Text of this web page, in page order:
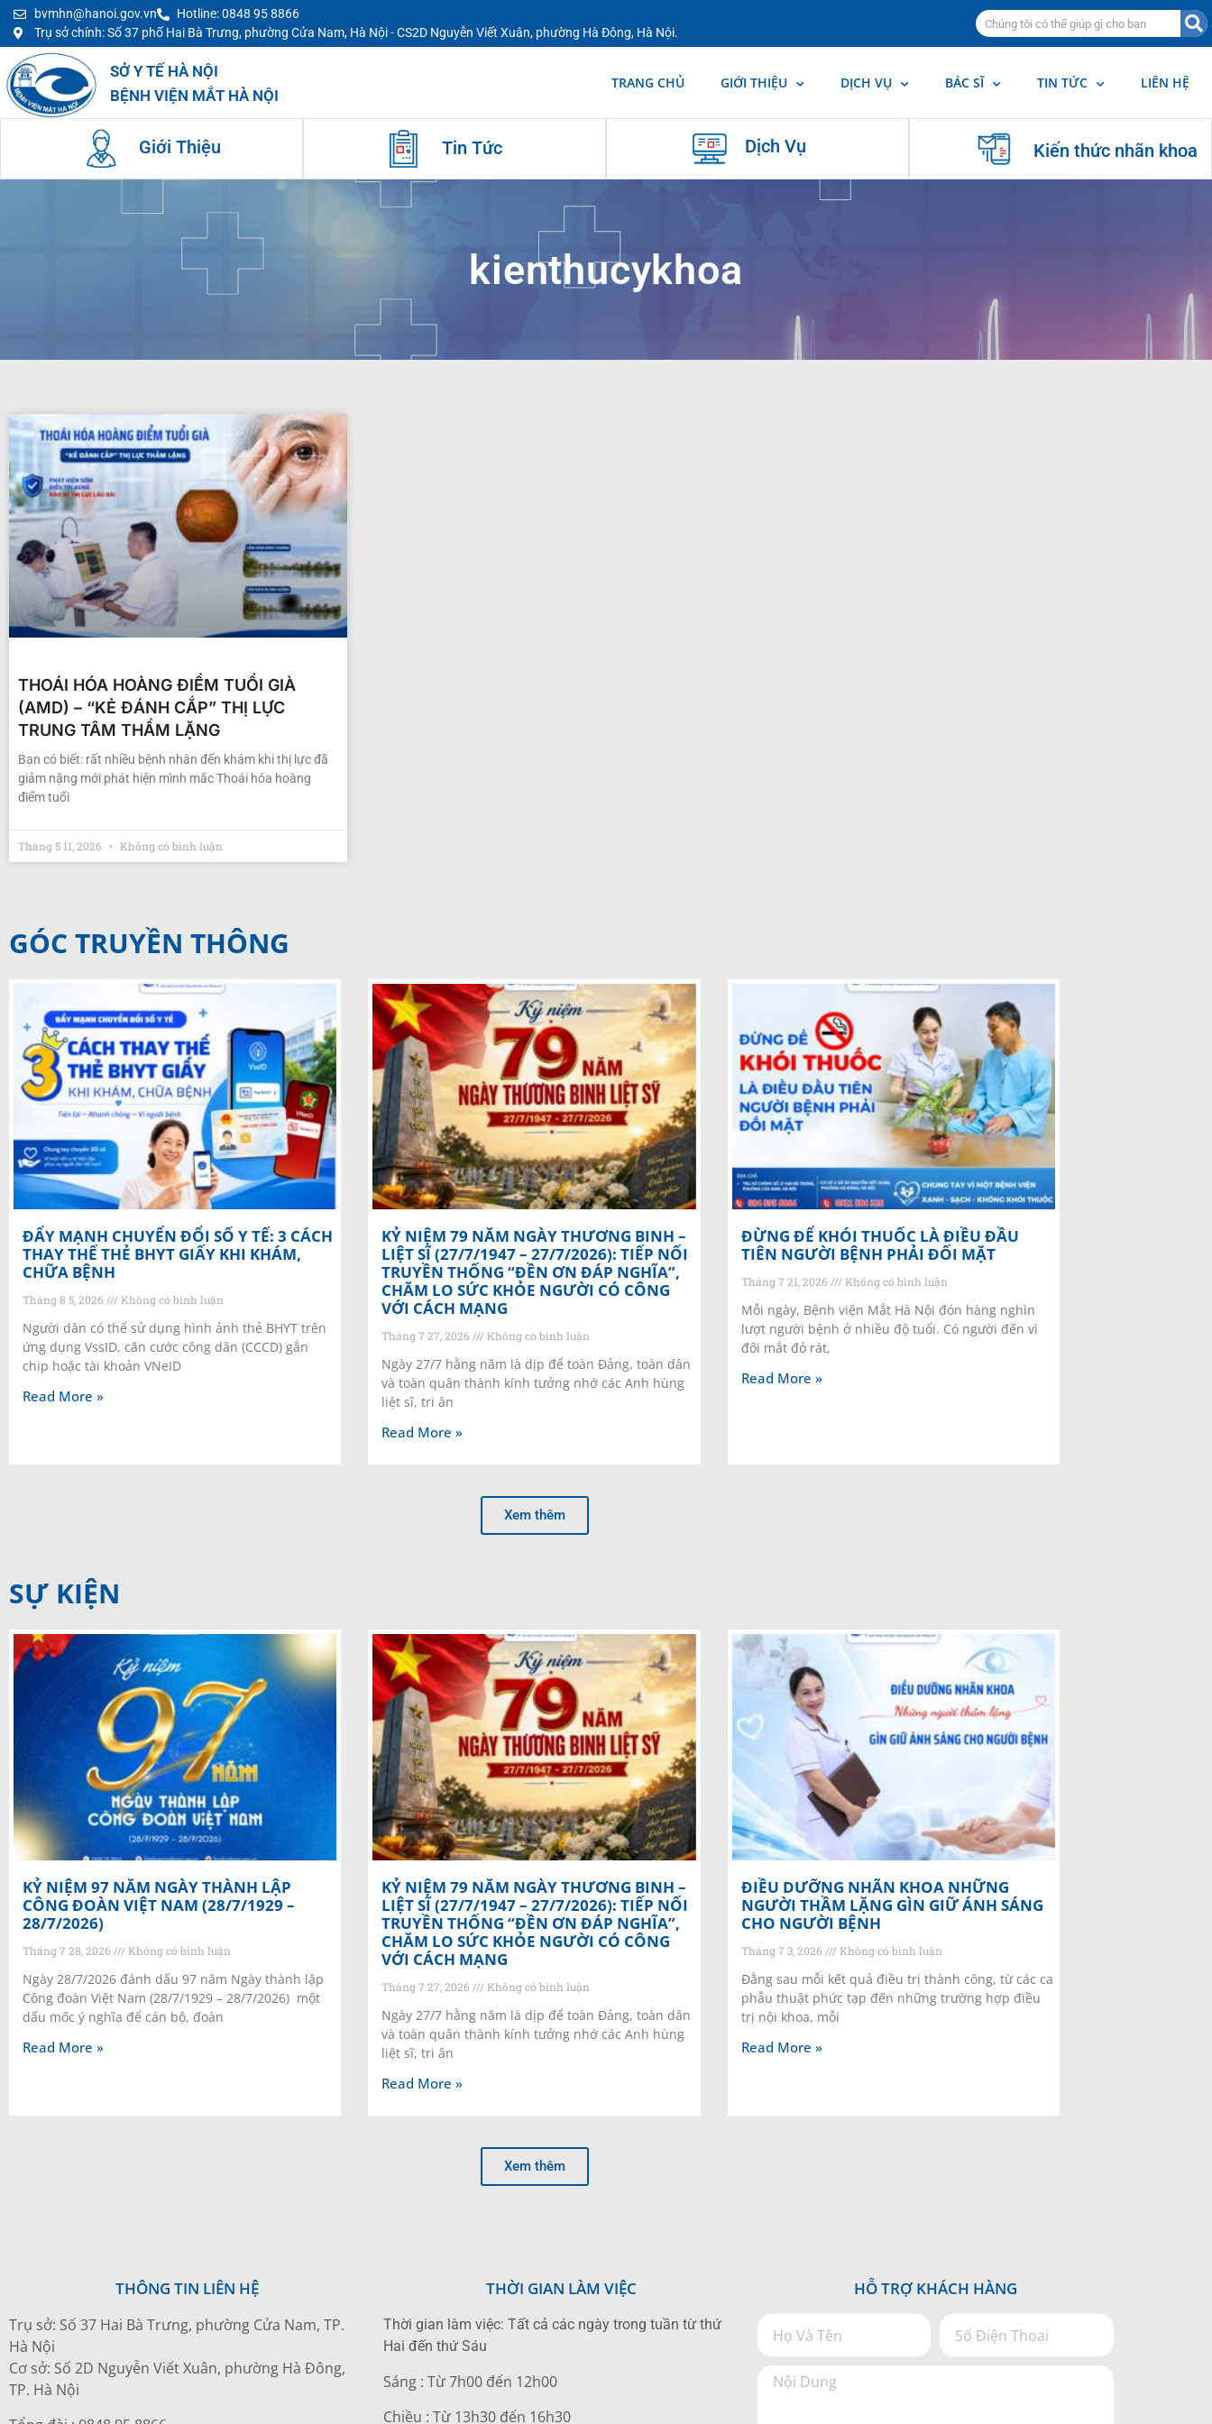
bvmhn@hanoi.gov.vn
Hotline: 0848 95 8866
Trụ sở chính: Số 37 phố Hai Bà Trưng, phường Cửa Nam, Hà Nội - CS2D Nguyễn Viết Xuân, phường Hà Đông, Hà Nội.
SỞ Y TẾ HÀ NỘI
BỆNH VIỆN MẮT HÀ NỘI
TRANG CHỦ GIỚI THIỆU DỊCH VỤ BÁC SĨ TIN TỨC LIÊN HỆ
Giới Thiệu Tin Tức Dịch Vụ Kiến thức nhãn khoa
kienthucykhoa
THOÁI HÓA HOÀNG ĐIỂM TUỔI GIÀ
(AMD) – “KẺ ĐÁNH CẮP” THỊ LỰC
TRUNG TÂM THẦM LẶNG
Bạn có biết: rất nhiều bệnh nhân đến khám khi thị lực đã
giảm nặng mới phát hiện mình mắc Thoái hóa hoàng
điểm tuổi
Tháng 5 11, 2026 Không có bình luận
GÓC TRUYỀN THÔNG
ĐẨY MẠNH CHUYỂN ĐỔI SỐ Y TẾ: 3 CÁCH
THAY THẾ THẺ BHYT GIẤY KHI KHÁM,
CHỮA BỆNH
Tháng 8 5, 2026 Không có bình luận
Người dân có thể sử dụng hình ảnh thẻ BHYT trên
ứng dụng VssID, căn cước công dân (CCCD) gắn
chip hoặc tài khoản VNeID
Read More »
KỶ NIỆM 79 NĂM NGÀY THƯƠNG BINH –
LIỆT SĨ (27/7/1947 – 27/7/2026): TIẾP NỐI
TRUYỀN THỐNG “ĐỀN ƠN ĐÁP NGHĨA”,
CHĂM LO SỨC KHỎE NGƯỜI CÓ CÔNG
VỚI CÁCH MẠNG
Tháng 7 27, 2026 Không có bình luận
Ngày 27/7 hằng năm là dịp để toàn Đảng, toàn dân
và toàn quân thành kính tưởng nhớ các Anh hùng
liệt sĩ, tri ân
Read More »
ĐỪNG ĐỂ KHÓI THUỐC LÀ ĐIỀU ĐẦU
TIÊN NGƯỜI BỆNH PHẢI ĐỐI MẶT
Tháng 7 21, 2026 Không có bình luận
Mỗi ngày, Bệnh viện Mắt Hà Nội đón hàng nghìn
lượt người bệnh ở nhiều độ tuổi. Có người đến vì
đôi mắt đỏ rát,
Read More »
Xem thêm
SỰ KIỆN
KỶ NIỆM 97 NĂM NGÀY THÀNH LẬP
CÔNG ĐOÀN VIỆT NAM (28/7/1929 –
28/7/2026)
Tháng 7 28, 2026 Không có bình luận
Ngày 28/7/2026 đánh dấu 97 năm Ngày thành lập
Công đoàn Việt Nam (28/7/1929 – 28/7/2026) một
dấu mốc ý nghĩa để cán bộ, đoàn
Read More »
KỶ NIỆM 79 NĂM NGÀY THƯƠNG BINH –
LIỆT SĨ (27/7/1947 – 27/7/2026): TIẾP NỐI
TRUYỀN THỐNG “ĐỀN ƠN ĐÁP NGHĨA”,
CHĂM LO SỨC KHỎE NGƯỜI CÓ CÔNG
VỚI CÁCH MẠNG
Tháng 7 27, 2026 Không có bình luận
Ngày 27/7 hằng năm là dịp để toàn Đảng, toàn dân
và toàn quân thành kính tưởng nhớ các Anh hùng
liệt sĩ, tri ân
Read More »
ĐIỀU DƯỠNG NHÃN KHOA NHỮNG
NGƯỜI THẦM LẶNG GÌN GIỮ ÁNH SÁNG
CHO NGƯỜI BỆNH
Tháng 7 3, 2026 Không có bình luận
Đằng sau mỗi kết quả điều trị thành công, từ các ca
phẫu thuật phức tạp đến những trường hợp điều
trị nội khoa, mỗi
Read More »
Xem thêm
THÔNG TIN LIÊN HỆ
Trụ sở: Số 37 Hai Bà Trưng, phường Cửa Nam, TP.
Hà Nội
Cơ sở: Số 2D Nguyễn Viết Xuân, phường Hà Đông,
TP. Hà Nội
THỜI GIAN LÀM VIỆC
Thời gian làm việc: Tất cả các ngày trong tuần từ thứ
Hai đến thứ Sáu
Sáng : Từ 7h00 đến 12h00
Chiều : Từ 13h30 đến 16h30
HỖ TRỢ KHÁCH HÀNG